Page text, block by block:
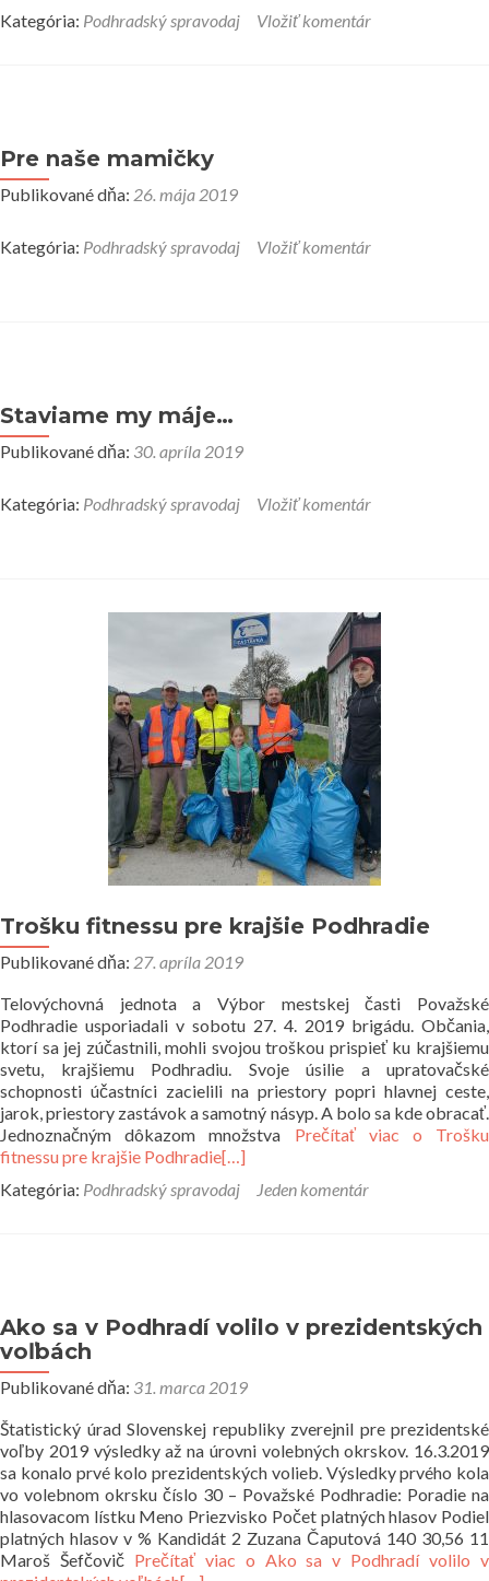
Kategória: Podhradský spravodaj Vložiť komentár
Pre naše mamičky
Publikované dňa: 26. mája 2019
Kategória: Podhradský spravodaj Vložiť komentár
Staviame my máje…
Publikované dňa: 30. apríla 2019
Kategória: Podhradský spravodaj Vložiť komentár
Trošku fitnessu pre krajšie Podhradie
Publikované dňa: 27. apríla 2019
Telovýchovná jednota a Výbor mestskej časti Považské
Podhradie usporiadali v sobotu 27. 4. 2019 brigádu. Občania,
ktorí sa jej zúčastnili, mohli svojou troškou prispieť ku krajšiemu
svetu, krajšiemu Podhradiu. Svoje úsilie a upratovačské
schopnosti účastníci zacielili na priestory popri hlavnej ceste,
jarok, priestory zastávok a samotný násyp. A bolo sa kde obracať.
Jednoznačným dôkazom množstva Prečítať viac o Trošku
fitnessu pre krajšie Podhradie[…]
Kategória: Podhradský spravodaj Jeden komentár
Ako sa v Podhradí volilo v prezidentských
voľbách
Publikované dňa: 31. marca 2019
Štatistický úrad Slovenskej republiky zverejnil pre prezidentské
voľby 2019 výsledky až na úrovni volebných okrskov. 16.3.2019
sa konalo prvé kolo prezidentských volieb. Výsledky prvého kola
vo volebnom okrsku číslo 30 – Považské Podhradie: Poradie na
hlasovacom lístku Meno Priezvisko Počet platných hlasov Podiel
platných hlasov v % Kandidát 2 Zuzana Čaputová 140 30,56 11
Maroš Šefčovič Prečítať viac o Ako sa v Podhradí volilo v